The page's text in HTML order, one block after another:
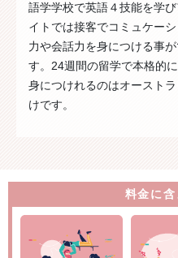
語学学校で英語４技能を学
イトでは接客でコミュケー
力や会話力を身につける事が
す。24週間の留学で本格的
身につけれるのはオースト
けです。
料金に